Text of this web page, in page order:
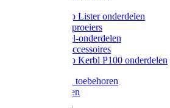
Weidepomp Lister onderdelen
Nippels / Sproeiers
Drinknippel-onderdelen
Drinkbak accessoires
Weidepomp Kerbl P100 onderdelen
Oormerken toebehoren
Enkelbanden